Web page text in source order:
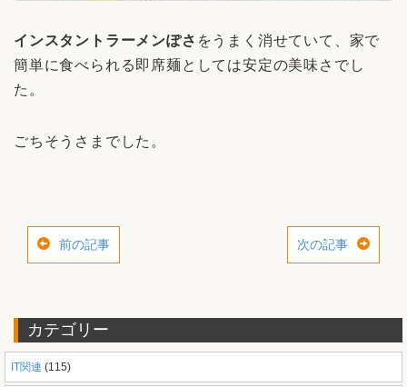
インスタントラーメンぽさ をうまく消せていて、家で
簡単に食べられる即席麺としては安定の美味さでし
た。
ごちそうさまでした。
前の記事 次の記事
カテゴリー
IT関連 (115)